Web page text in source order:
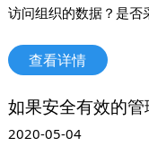
访问组织的数据？是否
级正是解决的第二个问
查看详情
如果安全有效的管
2020-05-04